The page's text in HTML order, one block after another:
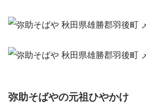
弥助そばやの元祖ひやかけ